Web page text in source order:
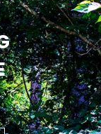
て